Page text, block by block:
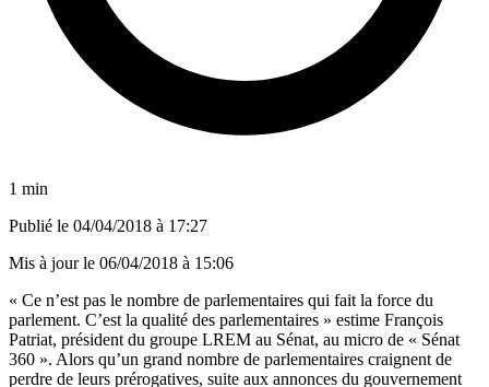
1 min
Publié le 04/04/2018 à 17:27
Mis à jour le 06/04/2018 à 15:06
« Ce n’est pas le nombre de parlementaires qui fait la force du
parlement. C’est la qualité des parlementaires » estime François
Patriat, président du groupe LREM au Sénat, au micro de « Sénat
360 ». Alors qu’un grand nombre de parlementaires craignent de
perdre de leurs prérogatives, suite aux annonces du gouvernement